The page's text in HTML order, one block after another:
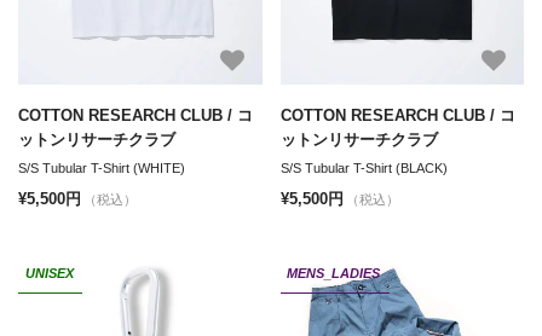
COTTON RESEARCH CLUB / コ
ットンリサーチクラブ
S/S Tubular T-Shirt (WHITE)
¥5,500円 （税込）
COTTON RESEARCH CLUB / コ
ットンリサーチクラブ
S/S Tubular T-Shirt (BLACK)
¥5,500円 （税込）
UNISEX MENS_LADIES